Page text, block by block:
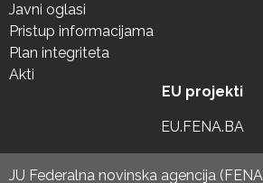
Javni oglasi
Pristup informacijama
Plan integriteta
Akti
EU projekti
EU.FENA.BA
JU Federalna novinska agencija